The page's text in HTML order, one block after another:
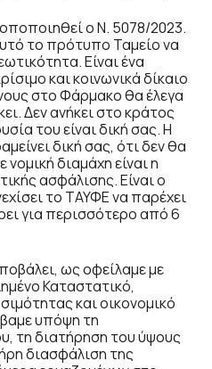
ο Ν. 5078/2023.
το πρότυπο Ταμείο να
Είναι ένα
και κοινωνικά δίκαιο
στο Φάρμακο θα έλεγα
Δεν ανήκει στο κράτος
του είναι δική σας. Η
δική σας, ότι δεν θα
νομική διαμάχη είναι η
ασφάλισης. Είναι ο
το ΤΑΥΦΕ να παρέχει
για περισσότερο από 6
ως οφείλαμε με
Καταστατικό,
και οικονομικό
υπόψη τη
τη διατήρηση του ύψους
διασφάλιση της